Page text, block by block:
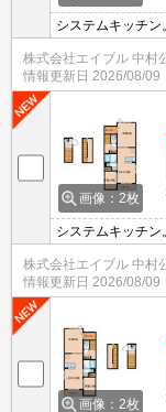
システムキッチン
乾燥機、室内物干
株式会社エイブル 中村
情報更新日 2026/08/09
画像：2枚
システムキッチン
乾燥機、室内物干
株式会社エイブル 中村
情報更新日 2026/08/09
画像：2枚